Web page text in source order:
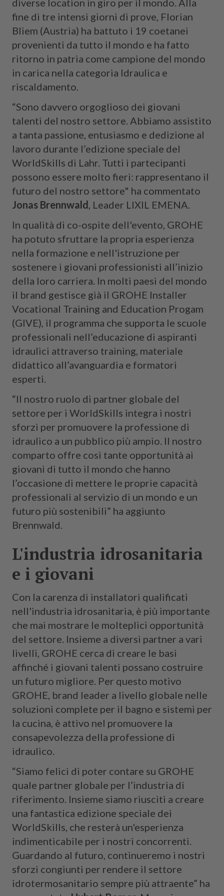
fine di tre intensi giorni di prove, Florian
Bliem (Austria) ha battuto i 19 coetanei
provenienti da tutto il mondo e ha fatto
ritorno in patria come campione del mondo
in carica nella categoria Idraulica e
riscaldamento.
“Sono davvero orgoglioso dei giovani
talenti del nostro settore. Abbiamo assistito
a tanta passione, entusiasmo e dedizione al
lavoro durante l’edizione speciale del
WorldSkills di Lahr. Tutti i partecipanti
possono essere molto fieri: rappresentano il
futuro del nostro settore" ha commentato
Jonas Brennwald , Leader LIXIL EMENA.
In qualità di co-ospite dell'evento, GROHE
ha potuto sfruttare la propria esperienza
nella formazione e nell'istruzione per
sostenere i giovani professionisti all’inizio
della loro carriera. In molti paesi del mondo
il brand gestisce già il GROHE Installer
Vocational Training and Education Progam
(GIVE), il programma che supporta le scuole
professionali nell’educazione di aspiranti
idraulici attraverso training, materiale
didattico all’avanguardia e formatori
esperti.
“Il nostro ruolo di partner globale del
settore per i WorldSkills integra i nostri
sforzi per promuovere la professione di
idraulico a un pubblico più ampio. Il nostro
comparto offre così tante opportunità ai
giovani di tutto il mondo che hanno
l’occasione di mettere le proprie capacità
professionali al servizio di un mondo e un
futuro più sostenibili” ha aggiunto
Brennwald.
L'industria idrosanitaria
e i giovani
Con la carenza di installatori qualificati
nell'industria idrosanitaria, è più importante
che mai mostrare le molteplici opportunità
del settore. Insieme a diversi partner a vari
livelli, GROHE cerca di creare le basi
affinché i giovani talenti possano costruire
un futuro migliore. Per questo motivo
GROHE, brand leader a livello globale nelle
soluzioni complete per il bagno e sistemi per
la cucina, è attivo nel promuovere la
consapevolezza della professione di
idraulico.
“Siamo felici di poter contare su GROHE
quale partner globale per l’industria di
riferimento. Insieme siamo riusciti a creare
una fantastica edizione speciale dei
WorldSkills, che resterà un'esperienza
indimenticabile per i nostri concorrenti.
Guardando al futuro, continueremo i nostri
sforzi congiunti per rendere il settore
idrotermosanitario sempre più attraente” ha